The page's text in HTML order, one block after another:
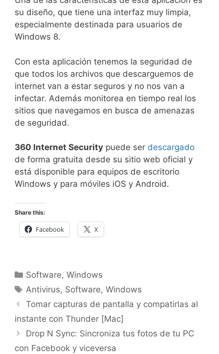
su diseño, que tiene una interfaz muy limpia,
especialmente destinada para usuarios de
Windows 8.
Con esta aplicación tenemos la seguridad de
que todos los archivos que descarguemos de
internet van a estar seguros y no nos van a
infectar. Además monitorea en tiempo real los
sitios que navegamos en busca de amenazas
de seguridad.
360 Internet Security puede ser descargado
de forma gratuita desde su sitio web oficial y
está disponible para equipos de escritorio
Windows y para móviles iOS y Android.
Share this:
Facebook X
Categorías
Software,Windows
Etiquetas
Antivirus, Software,Windows
Tomar capturas de pantalla y compatirlas al
instante con Thunder [Mac]
Drop N Sync: Sincroniza tus fotos de tu PC
con Facebook y viceversa